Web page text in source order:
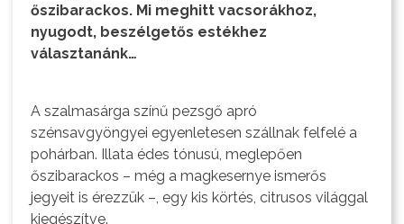
őszibarackos. Mi meghitt vacsorákhoz,
nyugodt, beszélgetős estékhez
választanánk…
A szalmasárga színű pezsgő apró
szénsavgyöngyei egyenletesen szállnak felfelé a
pohárban. Illata édes tónusú, meglepően
őszibarackos – még a magkesernye ismerős
jegyeit is érezzük –, egy kis körtés, citrusos világgal
kiegészítve.